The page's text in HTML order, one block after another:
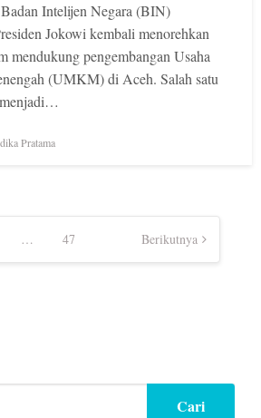
Intelijen Negara (BIN)
Jokowi kembali menorehkan
mendukung pengembangan Usaha
(UMKM) di Aceh. Salah satu
Pratama
… 47 Berikutnya
Cari